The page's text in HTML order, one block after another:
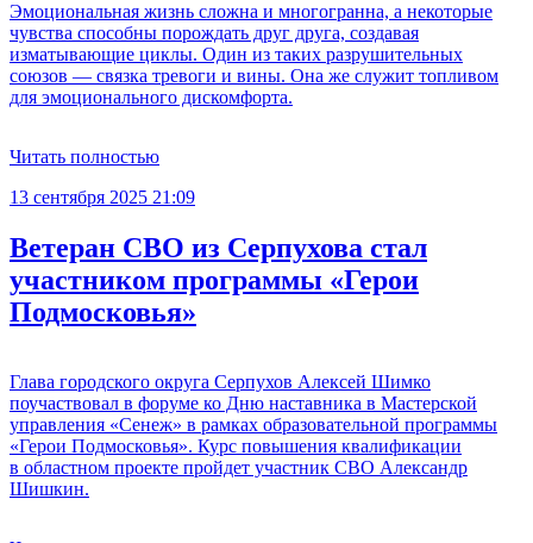
Эмоциональная жизнь сложна и многогранна, а некоторые
чувства способны порождать друг друга, создавая
изматывающие циклы. Один из таких разрушительных
союзов — связка тревоги и вины. Она же служит топливом
для эмоционального дискомфорта.
Читать полностью
13 сентября 2025 21:09
Ветеран СВО из Серпухова стал
участником программы «Герои
Подмосковья»
Глава городского округа Серпухов Алексей Шимко
поучаствовал в форуме ко Дню наставника в Мастерской
управления «Сенеж» в рамках образовательной программы
«Герои Подмосковья». Курс повышения квалификации
в областном проекте пройдет участник СВО Александр
Шишкин.